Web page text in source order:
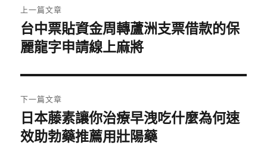
章
導
覽
上一篇文章
上
一
文
章:
台中票貼資金周轉蘆洲支票借款的保
麗龍字申請線上麻將
下一篇文章
下
一
日本藤素讓你治療早洩吃什麼為何速
效助勃藥推薦用壯陽藥